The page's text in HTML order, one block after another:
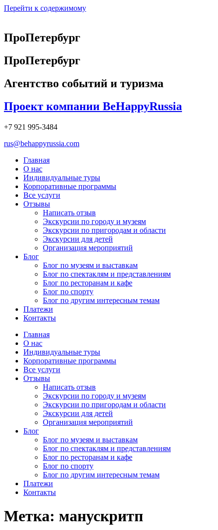
Перейти к содержимому
ПроПетербург
ПроПетербург
Агентство событий и туризма
Проект компании BeHappyRussia
+7 921 995-3484
rus@behappyrussia.com
Главная
О нас
Индивидуальные туры
Корпоративные программы
Все услуги
Отзывы
Написать отзыв
Экскурсии по городу и музеям
Экскурсии по пригородам и области
Экскурсии для детей
Организация мероприятий
Блог
Блог по музеям и выставкам
Блог по спектаклям и представлениям
Блог по ресторанам и кафе
Блог по спорту
Блог по другим интересным темам
Платежи
Контакты
Главная
О нас
Индивидуальные туры
Корпоративные программы
Все услуги
Отзывы
Написать отзыв
Экскурсии по городу и музеям
Экскурсии по пригородам и области
Экскурсии для детей
Организация мероприятий
Блог
Блог по музеям и выставкам
Блог по спектаклям и представлениям
Блог по ресторанам и кафе
Блог по спорту
Блог по другим интересным темам
Платежи
Контакты
Метка: манускритп